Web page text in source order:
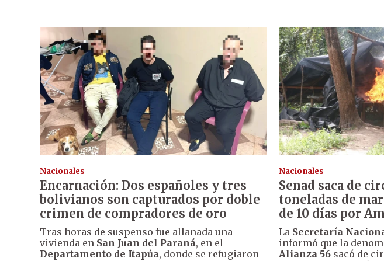
Nacionales
Encarnación: Dos españoles y tres
bolivianos son capturados por doble
crimen de compradores de oro
Tras horas de suspenso fue allanada una
vivienda en San Juan del Paraná, en el
Departamento de Itapúa, donde se refugiaron
Nacionales
Senad saca de
toneladas de
de 10 días por
La Secretaría
informó que la
Alianza 56 sacó de